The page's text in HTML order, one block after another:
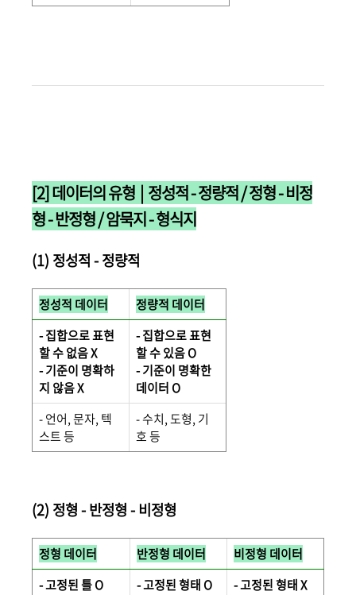
[2] 데이터의 유형 | 정성적 - 정량적 / 정형 - 비정
형 - 반정형 / 암묵지 - 형식지
(1) 정성적 - 정량적
정성적 데이터
정량적 데이터
- 집합으로 표현
할 수 없음 X
- 기준이 명확하
지 않음 X
- 집합으로 표현
할 수 있음 O
- 기준이 명확한
데이터 O
- 언어, 문자, 텍
스트 등
- 수치, 도형, 기
호 등
(2) 정형 - 반정형 - 비정형
정형 데이터 반정형 데이터
비정형 데이터
- 고정된 틀 O
- 고정된 형태 O
- 고정된 형태 X